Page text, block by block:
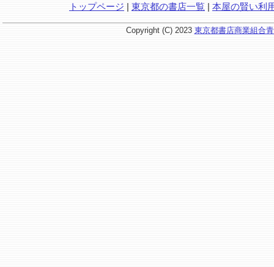
トップページ | 東京都の書店一覧 | 本屋の賢い利
Copyright (C) 2023 東京都書店商業組合